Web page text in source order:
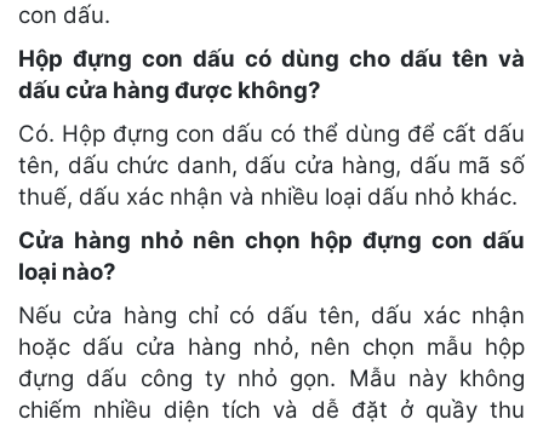
con dấu.
Hộp đựng con dấu có dùng cho dấu tên và
dấu cửa hàng được không?
Có. Hộp đựng con dấu có thể dùng để cất dấu
tên, dấu chức danh, dấu cửa hàng, dấu mã số
thuế, dấu xác nhận và nhiều loại dấu nhỏ khác.
Cửa hàng nhỏ nên chọn hộp đựng con dấu
loại nào?
Nếu cửa hàng chỉ có dấu tên, dấu xác nhận
hoặc dấu cửa hàng nhỏ, nên chọn mẫu hộp
đựng dấu công ty nhỏ gọn. Mẫu này không
chiếm nhiều diện tích và dễ đặt ở quầy thu